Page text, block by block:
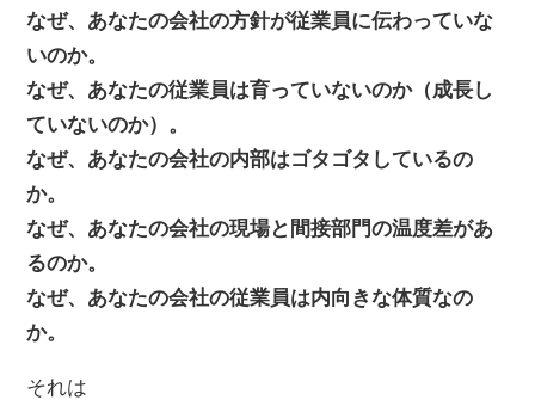
なぜ、あなたの会社の方針が従業員に伝わっていな
いのか。
なぜ、あなたの従業員は育っていないのか（成長し
ていないのか）。
なぜ、あなたの会社の内部はゴタゴタしているの
か。
なぜ、あなたの会社の現場と間接部門の温度差があ
るのか。
なぜ、あなたの会社の従業員は内向きな体質なの
か。
それは